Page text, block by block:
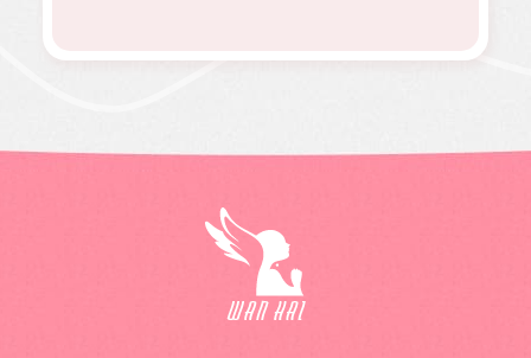
年12期
萬海航
運慈善
基金會
在公益
短幾個
開朗，